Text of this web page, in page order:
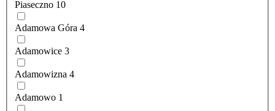
Piaseczno 10
Adamowa Góra 4
Adamowice 3
Adamowizna 4
Adamowo 1